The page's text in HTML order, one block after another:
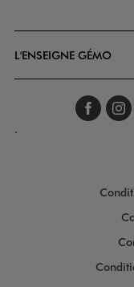
L'ENSEIGNE GÉMO
.